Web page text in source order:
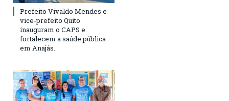
Prefeito Vivaldo Mendes e
vice-prefeito Quito
inauguram o CAPS e
fortalecem a saúde pública
em Anajás.